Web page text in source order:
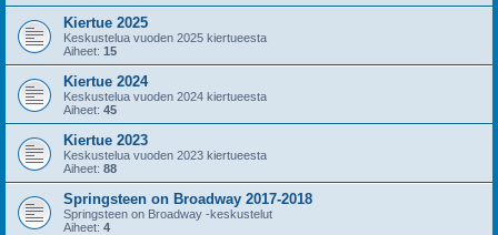
Kiertue 2025
Keskustelua vuoden 2025 kiertueesta
Aiheet: 15
Kiertue 2024
Keskustelua vuoden 2024 kiertueesta
Aiheet: 45
Kiertue 2023
Keskustelua vuoden 2023 kiertueesta
Aiheet: 88
Springsteen on Broadway 2017-2018
Springsteen on Broadway -keskustelut
Aiheet: 4